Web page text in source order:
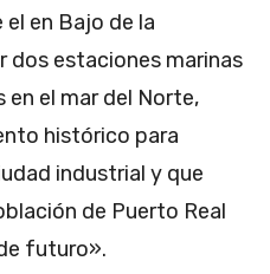
en Bajo de la
dos estaciones marinas
en el mar del Norte,
histórico para
industrial y que
de Puerto Real
futuro».